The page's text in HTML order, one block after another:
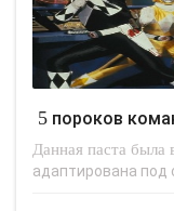
5 пороков
Данная паста была
адаптирована под